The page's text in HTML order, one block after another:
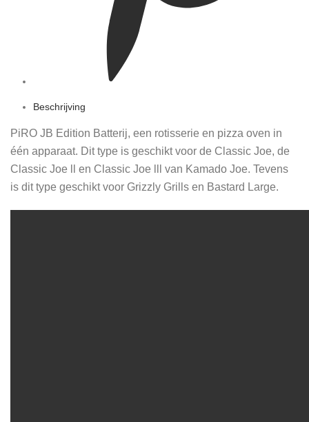
Beschrijving
PiRO JB Edition Batterij, een rotisserie en pizza oven in
één apparaat. Dit type is geschikt voor de Classic Joe, de
Classic Joe ll en Classic Joe lll van Kamado Joe. Tevens
is dit type geschikt voor Grizzly Grills en Bastard Large.